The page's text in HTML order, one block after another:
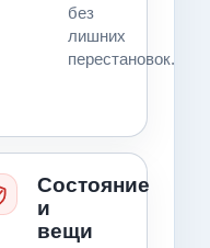
без
лишних
перестановок.
Состояние
и
вещи